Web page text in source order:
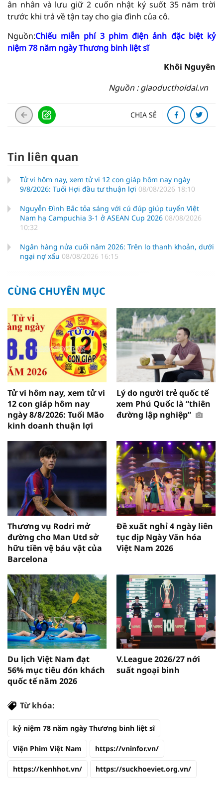
ân nhân và lưu giữ 2 cuốn nhật ký suốt 35 năm trời
trước khi trả về tận tay cho gia đình của cô.
Nguồn:Chiếu miễn phí 3 phim điện ảnh đặc biệt kỷ
niệm 78 năm ngày Thương binh liệt sĩ
Khôi Nguyên
Nguồn : giaoducthoidai.vn
CHIA SẺ
Tin liên quan
Tử vi hôm nay, xem tử vi 12 con giáp hôm nay ngày
9/8/2026: Tuổi Hợi đầu tư thuận lợi 08/08/2026 18:10
Nguyễn Đình Bắc tỏa sáng với cú đúp giúp tuyển Việt
Nam hạ Campuchia 3-1 ở ASEAN Cup 2026 08/08/2026
10:32
Ngân hàng nửa cuối năm 2026: Trên lo thanh khoản, dưới
ngại nợ xấu 08/08/2026 16:15
CÙNG CHUYÊN MỤC
Tử vi hôm nay, xem tử vi
12 con giáp hôm nay
ngày 8/8/2026: Tuổi Mão
kinh doanh thuận lợi
Lý do người trẻ quốc tế
xem Phú Quốc là “thiên
đường lập nghiệp”
Thương vụ Rodri mở
đường cho Man Utd sở
hữu tiền vệ báu vật của
Barcelona
Đề xuất nghỉ 4 ngày liên
tục dịp Ngày Văn hóa
Việt Nam 2026
Du lịch Việt Nam đạt
56% mục tiêu đón khách
quốc tế năm 2026
V.League 2026/27 nới
suất ngoại binh
Từ khóa:
kỷ niệm 78 năm ngày Thương binh liệt sĩ
Viện Phim Việt Nam https://vninfor.vn/
https://kenhhot.vn/ https://suckhoeviet.org.vn/